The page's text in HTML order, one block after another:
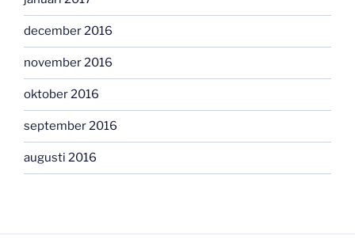
december 2016
november 2016
oktober 2016
september 2016
augusti 2016